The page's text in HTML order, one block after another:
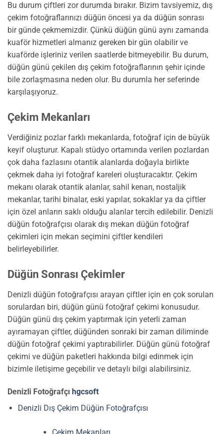
Bu durum çiftleri zor durumda bırakır. Bizim tavsiyemiz, dış
çekim fotoğraflarınızı düğün öncesi ya da düğün sonrası
bir günde çekmemizdir. Çünkü düğün günü aynı zamanda
kuaför hizmetleri almanız gereken bir gün olabilir ve
kuaförde işleriniz verilen saatlerde bitmeyebilir. Bu durum,
düğün günü çekilen dış çekim fotoğraflarının şehir içinde
bile zorlaşmasına neden olur. Bu durumla her seferinde
karşılaşıyoruz.
Çekim Mekanları
Verdiğiniz pozlar farklı mekanlarda, fotoğraf için de büyük
keyif oluşturur. Kapalı stüdyo ortamında verilen pozlardan
çok daha fazlasını otantik alanlarda doğayla birlikte
çekmek daha iyi fotoğraf kareleri oluşturacaktır. Çekim
mekanı olarak otantik alanlar, sahil kenarı, nostaljik
mekanlar, tarihi binalar, eski yapılar, sokaklar ya da çiftler
için özel anların saklı olduğu alanlar tercih edilebilir. Denizli
düğün fotoğrafçısı olarak dış mekan düğün fotoğraf
çekimleri için mekan seçimini çiftler kendileri
belirleyebilirler.
Düğün Sonrası Çekimler
Denizli düğün fotoğrafçısı arayan çiftler için en çok sorulan
sorulardan biri, düğün günü fotoğraf çekimi konusudur.
Düğün günü dış çekim yaptırmak için yeterli zaman
ayıramayan çiftler, düğünden sonraki bir zaman diliminde
düğün fotoğraf çekimi yaptırabilirler. Düğün günü fotoğraf
çekimi ve düğün paketleri hakkında bilgi edinmek için
bizimle iletişime geçebilir ve detaylı bilgi alabilirsiniz.
Denizli Fotoğrafçı hgcsoft
Denizli Dış Çekim Düğün Fotoğrafçısı
Çekim Mekanları